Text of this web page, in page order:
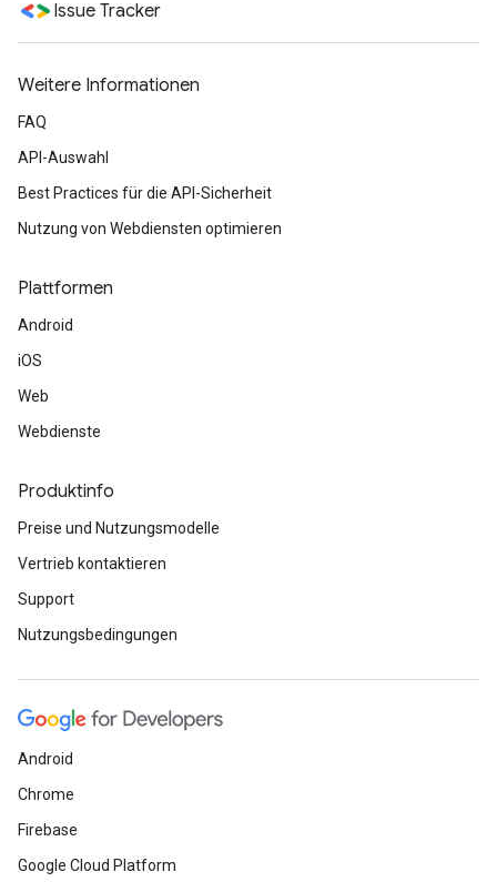
Issue Tracker
Weitere Informationen
FAQ
API-Auswahl
Best Practices für die API-Sicherheit
Nutzung von Webdiensten optimieren
Plattformen
Android
iOS
Web
Webdienste
Produktinfo
Preise und Nutzungsmodelle
Vertrieb kontaktieren
Support
Nutzungsbedingungen
Android
Chrome
Firebase
Google Cloud Platform